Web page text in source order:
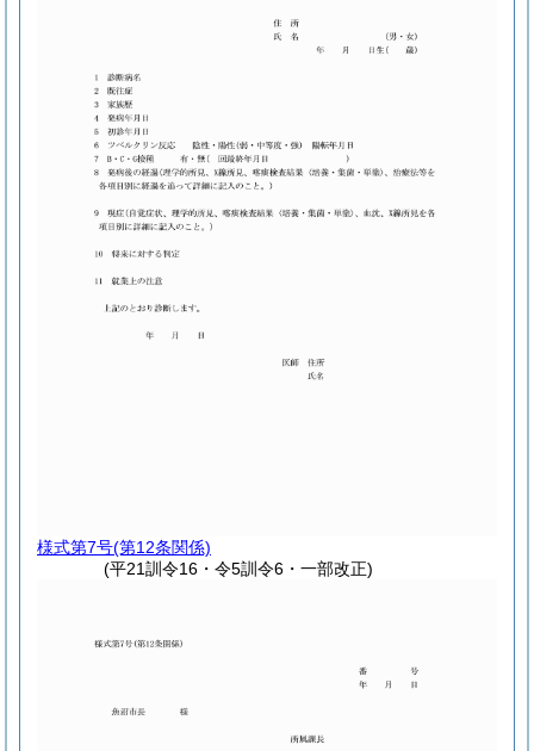
様式第7号(第12条関係)
(平21訓令16・令5訓令6・一部改正)